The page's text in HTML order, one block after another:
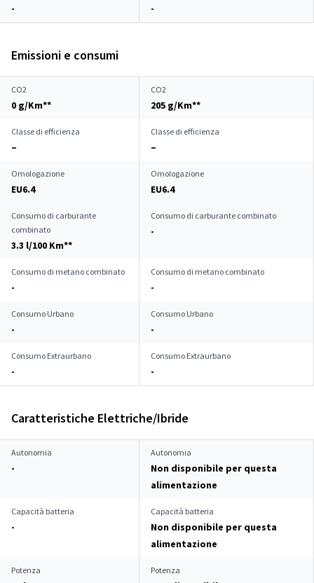
- -
Emissioni e consumi
CO2
0 g/Km**
CO2
205 g/Km**
Classe di efficienza
–
Classe di efficienza
–
Omologazione
EU6.4
Omologazione
EU6.4
Consumo di carburante
combinato
3.3 l/100 Km**
Consumo di carburante combinato
-
Consumo di metano combinato
-
Consumo di metano combinato
-
Consumo Urbano
-
Consumo Urbano
-
Consumo Extraurbano
-
Consumo Extraurbano
-
Caratteristiche Elettriche/Ibride
Autonomia
-
Autonomia
Non disponibile per questa
alimentazione
Capacità batteria
-
Capacità batteria
Non disponibile per questa
alimentazione
Potenza Potenza